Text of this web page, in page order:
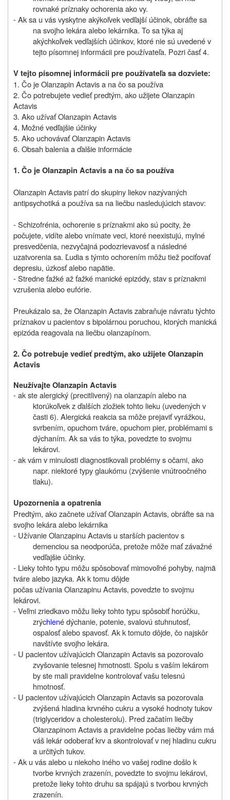
rovnaké príznaky ochorenia ako vy.
- Ak sa u vás vyskytne akýkoľvek vedľajší účinok, obráťte sa
na svojho lekára alebo lekárnika. To sa týka aj
akýchkoľvek vedľajších účinkov, ktoré nie sú uvedené v
tejto písomnej informácii pre používateľa. Pozri časť 4.
V tejto písomnej informácii pre používateľa sa dozviete:
1. Čo je Olanzapin Actavis a na čo sa používa
2. Čo potrebujete vedieť predtým, ako užijete Olanzapin
Actavis
3. Ako užívať Olanzapin Actavis
4. Možné vedľajšie účinky
5. Ako uchovávať Olanzapin Actavis
6. Obsah balenia a ďalšie informácie
1. Čo je Olanzapin Actavis a na čo sa používa
Olanzapin Actavis patrí do skupiny liekov nazývaných
antipsychotiká a používa sa na liečbu nasledujúcich stavov:
- Schizofrénia, ochorenie s príznakmi ako sú pocity, že
počujete, vidíte alebo vnímate veci, ktoré neexistujú, mylné
presvedčenia, nezvyčajná podozrievavosť a následné
uzatvorenia sa. Ľudia s týmto ochorením môžu tiež pociťovať
depresiu, úzkosť alebo napätie.
- Stredne ťažké až ťažké manické epizódy, stav s príznakmi
vzrušenia alebo eufórie.
Preukázalo sa, že Olanzapin Actavis zabraňuje návratu týchto
príznakov u pacientov s bipolárnou poruchou, ktorých manická
epizóda reagovala na liečbu olanzapínom.
2. Čo potrebuje vedieť predtým, ako užijete Olanzapin
Actavis
NeužívajteOlanzapin Actavis
- ak ste alergický (precitlivený) na olanzapín alebo na
ktorúkoľvek z ďalších zložiek tohto lieku (uvedených v
časti 6). Alergická reakcia sa môže prejaviť vyrážkou,
svrbením, opuchom tváre, opuchom pier, problémami s
dýchaním. Ak sa vás to týka, povedzte to svojmu
lekárovi.
- ak vám v minulosti diagnostikovali problémy s očami, ako
napr. niektoré typy glaukómu (zvýšenie vnútroočného
tlaku).
Upozornenia a opatrenia
Predtým, ako začnete užívať Olanzapin Actavis, obráťte sa na
svojho lekára alebo lekárnika
- Užívanie Olanzapinu Actavis u starších pacientov s
demenciou sa neodporúča, pretože môže mať závažné
vedľajšie účinky.
- Lieky tohto typu môžu spôsobovať mimovoľné pohyby, najmä
tváre alebo jazyka. Ak k tomu dôjde
počas užívania Olanzapinu Actavis, povedzte to svojmu
lekárovi.
- Veľmi zriedkavo môžu lieky tohto typu spôsobiť horúčku,
zrýchlené dýchanie, potenie, svalovú stuhnutosť,
ospalosť alebo spavosť. Ak k tomuto dôjde, čo najskôr
navštívte svojho lekára.
- U pacientov užívajúcich Olanzapin Actavis sa pozorovalo
zvyšovanie telesnej hmotnosti. Spolu s vaším lekárom
by ste mali pravidelne kontrolovať vašu telesnú
hmotnosť.
- U pacientov užívajúcich Olanzapin Actavis sa pozorovala
zvýšená hladina krvného cukru a vysoké hodnoty tukov
(triglyceridov a cholesterolu). Pred začatím liečby
Olanzapinom Actavis a pravidelne počas liečby vám má
váš lekár odoberať krv a skontrolovať v nej hladinu cukru
a určitých tukov.
- Ak u vás alebo u niekoho iného vo vašej rodine došlo k
tvorbe krvných zrazenín, povedzte to svojmu lekárovi,
pretože lieky tohto druhu sa spájajú s tvorbou krvných
zrazenín.